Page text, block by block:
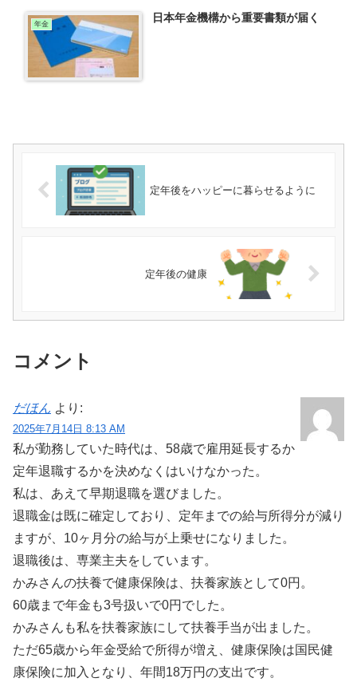
年金 日本年金機構から重要書類が届く
定年後をハッピーに暮らせるように
定年後の健康
コメント
だほん より:
2025年7月14日 8:13 AM
私が勤務していた時代は、58歳で雇用延長するか
定年退職するかを決めなくはいけなかった。
私は、あえて早期退職を選びました。
退職金は既に確定しており、定年までの給与所得分が減り
ますが、10ヶ月分の給与が上乗せになりました。
退職後は、専業主夫をしています。
かみさんの扶養で健康保険は、扶養家族として0円。
60歳まで年金も3号扱いで0円でした。
かみさんも私を扶養家族にして扶養手当が出ました。
ただ65歳から年金受給で所得が増え、健康保険は国民健
康保険に加入となり、年間18万円の支出です。